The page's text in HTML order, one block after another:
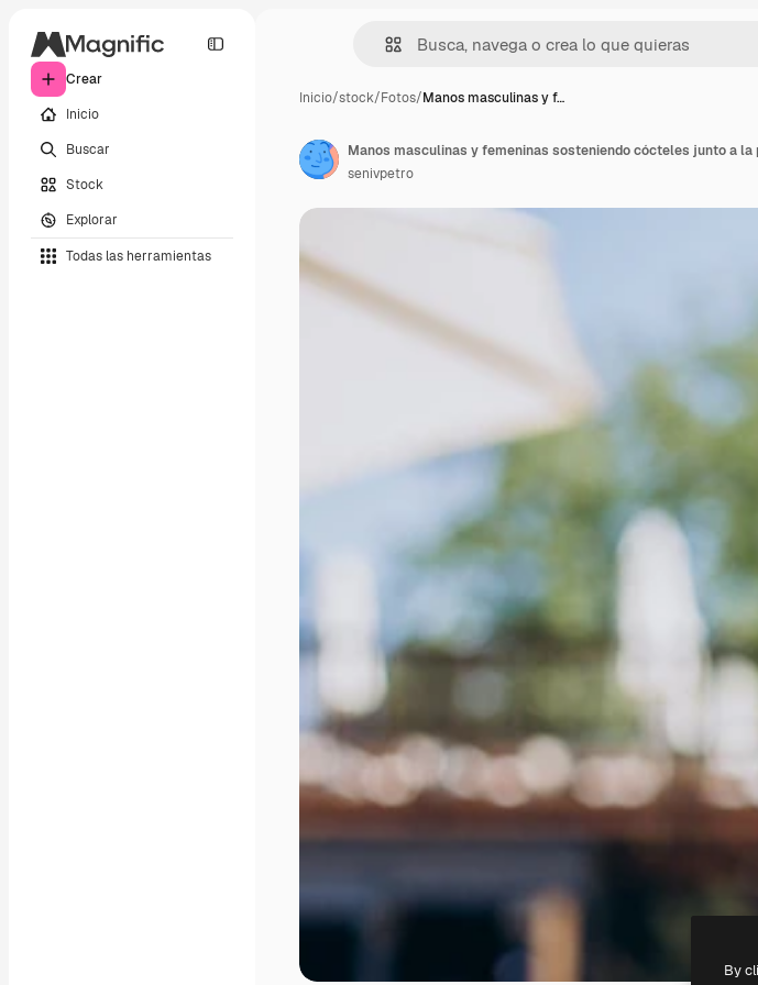
Crear
Inicio
Buscar
Stock
Explorar
Todas las herramientas
Inicio/stock/Fotos/Manos masculinas y f…
Manos masculinas y femeninas sosteniendo cócteles junto a la
senivpetro
By